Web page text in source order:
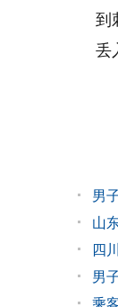
到
丢
男
山
四
男